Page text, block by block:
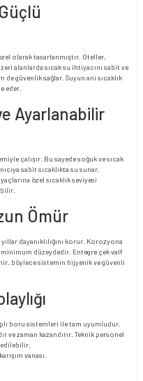
olarak tasarlanmıştır. Oteller,
alanlarda sıcak su ihtiyacını sabit ve
güvenlik sağlar. Suyun ani sıcaklık
eder.
Ayarlanabilir
çalışır. Bu sayede soğuk ve sıcak
sabit sıcaklıkta su sunar.
özel sıcaklık seviyesi
Ömür
dayanıklılığını korur. Korozyona
minimum düzeydedir. Entegre çek valf
böylece sistemin hijyenik ve güvenli
boru sistemleri ile tam uyumludur.
ve zaman kazandırır. Teknik personel
vanası.